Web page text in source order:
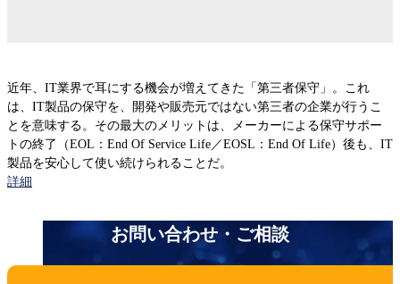
HPEストレージ
HPEスイッチ
HPEサーバー
Oracleサーバー
Ciscoルータ
Ciscoワイヤレス
Cisco UCSサーバー
近年、IT業界で耳にする機会が増えてきた「第三者保守」。これ
は、IT製品の保守を、開発や販売元ではない第三者の企業が行うこ
とを意味する。その最大のメリットは、メーカーによる保守サポー
トの終了（EOL：End Of Service Life／EOSL：End Of Life）後も、IT
製品を安心して使い続けられることだ。
詳細
お問い合わせ・ご相談